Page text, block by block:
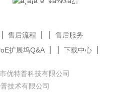
售后流程
售后服务
扩展坞Q&A 下载中心
优特普科技有限公司
技术有限公司